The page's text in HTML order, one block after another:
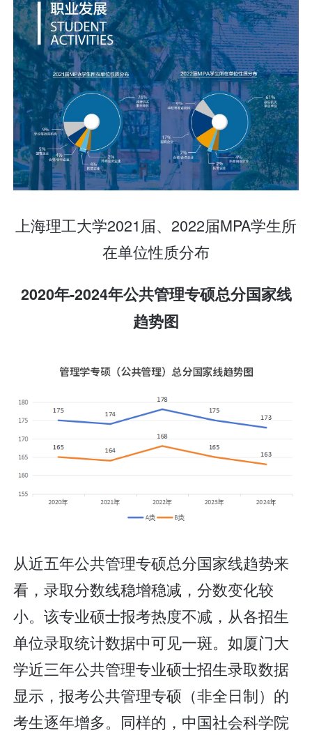
上海理工大学2021届、2022届MPA学生所
在单位性质分布
2020年-2024年公共管理专硕总分国家线
趋势图
从近五年公共管理专硕总分国家线趋势来
看，录取分数线稳增稳减，分数变化较
小。该专业硕士报考热度不减，从各招生
单位录取统计数据中可见一斑。如厦门大
学近三年公共管理专业硕士招生录取数据
显示，报考公共管理专硕（非全日制）的
考生逐年增多。同样的，中国社会科学院